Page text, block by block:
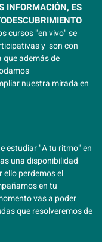
INFORMACIÓN, ES
cursos "en vivo" se
y son con
que además de
nuestra mirada en
estudiar "A tu ritmo" en
una disponibilidad
perdemos el
en tu
vas a poder
que resolveremos de